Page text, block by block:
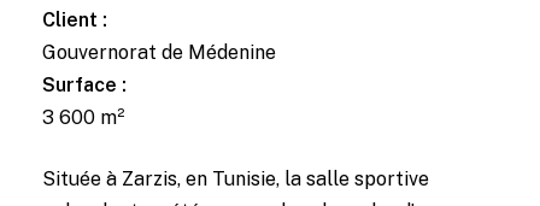
Client :
Gouvernorat de Médenine
Surface :
3 600 m²
Située à Zarzis, en Tunisie, la salle sportive